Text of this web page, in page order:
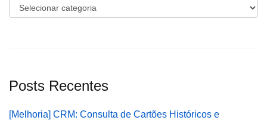
Categorias
Posts Recentes
[Melhoria] CRM: Consulta de Cartões Históricos e